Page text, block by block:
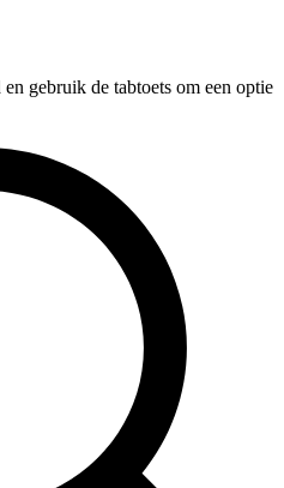
gebruik de tabtoets om een optie